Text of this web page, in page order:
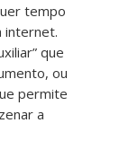
tempo
internet.
que
ou
permite
a